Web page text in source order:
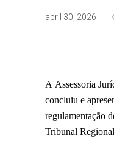
abril 30, 2026
A Assessoria
concluiu e
regulamentação
Tribunal